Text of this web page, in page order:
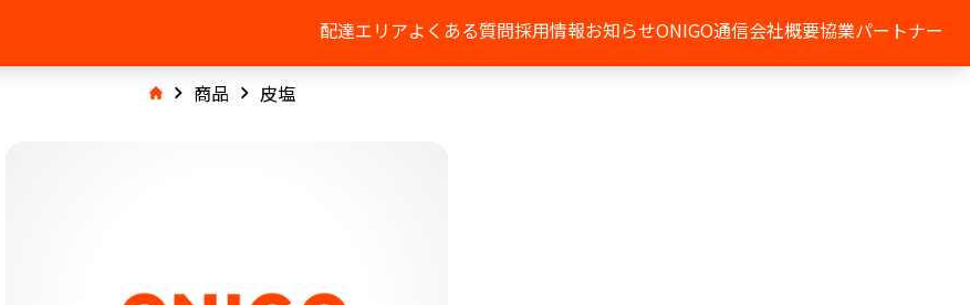
配達エリアよくある質問採用情報お知らせONIGO通信会社概要協業パートナー
商品 皮塩